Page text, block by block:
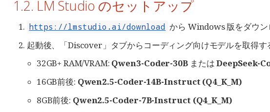
1.2. LM Studio のセットアップ
https://lmstudio.ai/download から Windows 版をダウン
起動後、「Discover」タブからコーディング向けモデルを取得す
32GB+ RAM/VRAM: Qwen3-Coder-30B またはDeepSeek-
16GB前後: Qwen2.5-Coder-14B-Instruct (Q4_K_M)
8GB前後: Qwen2.5-Coder-7B-Instruct (Q4_K_M)